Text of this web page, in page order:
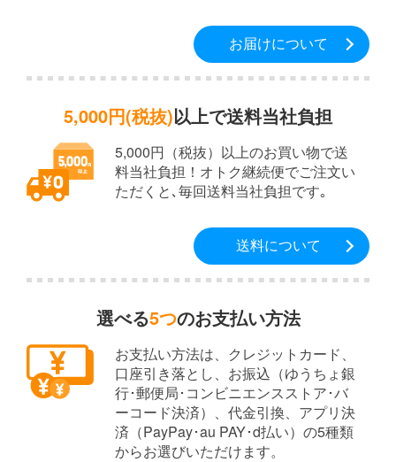
お届けについて
5,000円(税抜)以上で送料当社負担
5,000円（税抜）以上のお買い物で送
料当社負担！オトク継続便でご注文い
ただくと､毎回送料当社負担です｡
送料について
選べる5つのお支払い方法
お支払い方法は、クレジットカード、
口座引き落とし、お振込（ゆうちょ銀
行･郵便局･コンビニエンスストア･バ
ーコード決済）、代金引換、アプリ決
済（PayPay･au PAY･d払い）の5種類
からお選びいただけます。